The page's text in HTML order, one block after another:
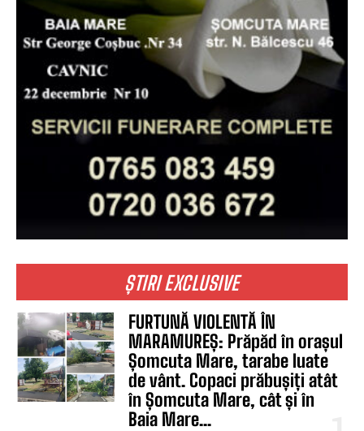
ȘTIRI EXCLUSIVE
FURTUNĂ VIOLENTĂ ÎN
MARAMUREȘ: Prăpăd în orașul
Șomcuta Mare, tarabe luate
de vânt. Copaci prăbușiți atât
în Șomcuta Mare, cât și în
Baia Mare...